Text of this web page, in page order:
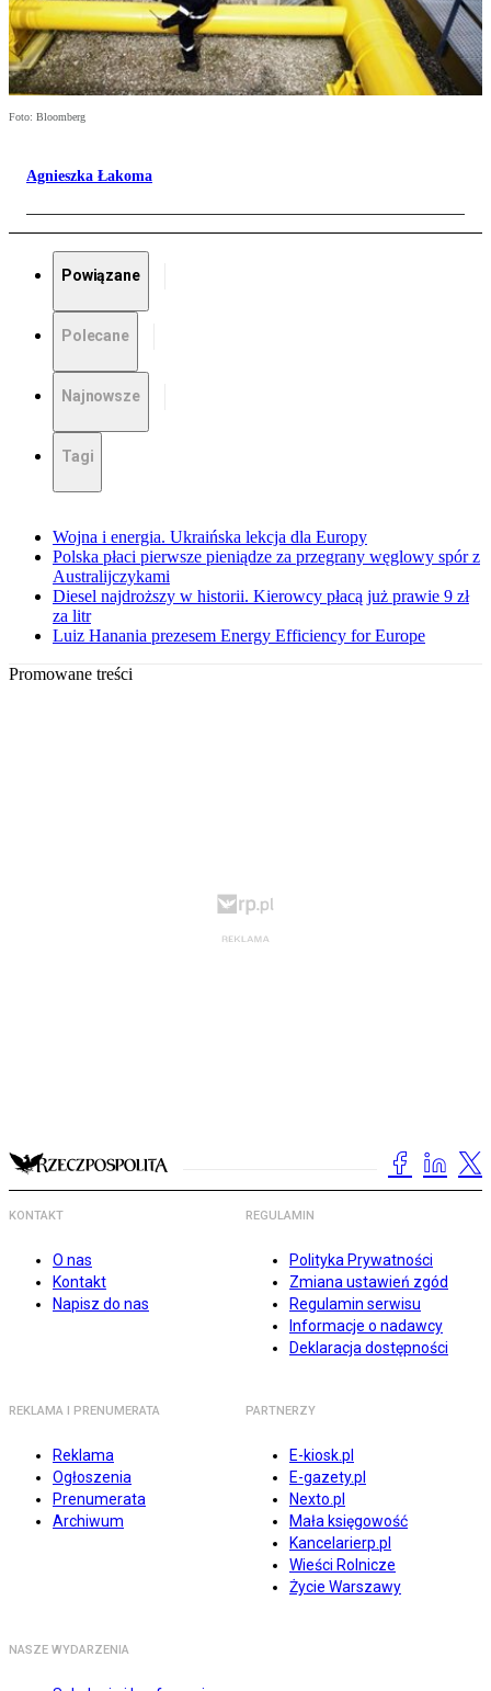
Foto: Bloomberg
Agnieszka Łakoma
Powiązane
Polecane
Najnowsze
Tagi
Wojna i energia. Ukraińska lekcja dla Europy
Polska płaci pierwsze pieniądze za przegrany węglowy spór z
Australijczykami
Diesel najdroższy w historii. Kierowcy płacą już prawie 9 zł
za litr
Luiz Hanania prezesem Energy Efficiency for Europe
Promowane treści
KONTAKT
O nas
Kontakt
Napisz do nas
REGULAMIN
Polityka Prywatności
Zmiana ustawień zgód
Regulamin serwisu
Informacje o nadawcy
Deklaracja dostępności
REKLAMA I PRENUMERATA
Reklama
Ogłoszenia
Prenumerata
Archiwum
PARTNERZY
E-kiosk.pl
E-gazety.pl
Nexto.pl
Mała księgowość
Kancelarierp.pl
Wieści Rolnicze
Życie Warszawy
NASZE WYDARZENIA